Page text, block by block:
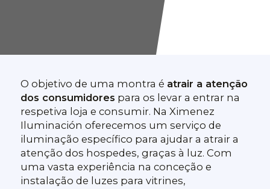
O objetivo de uma montra é atrair a atenção
dos consumidores para os levar a entrar na
respetiva loja e consumir. Na Ximenez
Iluminación oferecemos um serviço de
iluminação específico para ajudar a atrair a
atenção dos hospedes, graças à luz. Com
uma vasta experiência na conceção e
instalação de luzes para vitrines,